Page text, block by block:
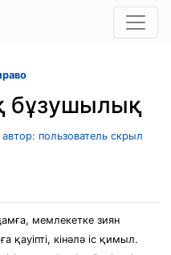
бұзушылық
пользователь скрыл
мемлекетке зиян
қауіпті, кінәлә іс қимыл.